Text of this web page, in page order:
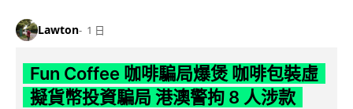
Lawton 1 日
Fun Coffee 咖啡騙局爆煲 咖啡包裝虛
擬貨幣投資騙局 港澳警拘 8 人涉款